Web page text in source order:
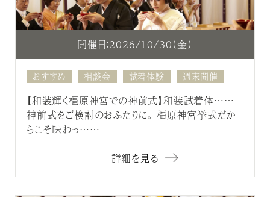
開催日：2026/10/30（金）
おすすめ 相談会 試着体験 週末開催
【和装輝く橿原神宮での神前式】和装試着体……
神前式をご検討のおふたりに。 橿原神宮挙式だか
らこそ味わっ……
詳細を見る